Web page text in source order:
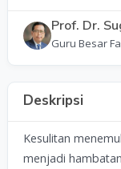
Prof. Dr.
Guru Besar
Deskripsi
Kesulitan
menjadi